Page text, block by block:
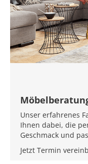
Unser erfahrenes
Ihnen dabei, die
Geschmack und
Jetzt Termin